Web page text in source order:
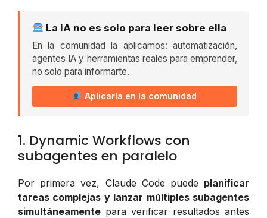
La IA no es solo para leer sobre ella
En la comunidad la aplicamos: automatización,
agentes IA y herramientas reales para emprender,
no solo para informarte.
Aplicarla en la comunidad
1. Dynamic Workflows con
subagentes en paralelo
Por primera vez, Claude Code puede planificar
tareas complejas y lanzar múltiples subagentes
simultáneamente para verificar resultados antes